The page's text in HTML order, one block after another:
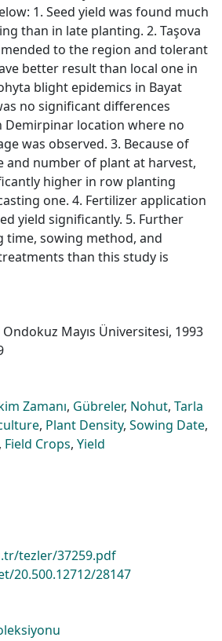
1. Seed yield was found much
than in late planting. 2. Taşova
to the region and tolerant
better result than local one in
blight epidemics in Bayat
no significant differences
Demirpinar location where no
was observed. 3. Because of
and number of plant at harvest,
higher in row planting
one. 4. Fertilizer application
yield significantly. 5. Further
time, sowing method, and
than this study is
Mayıs Üniversitesi, 1993
Zamanı, Gübreler, Nohut, Tarla
, Plant Density, Sowing Date,
, Field Crops, Yield
tezler/37259.pdf
20.500.12712/28147